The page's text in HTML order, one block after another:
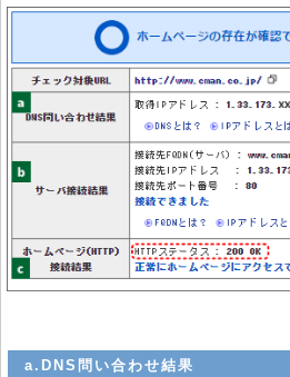
a.DNS問い合わせ結果